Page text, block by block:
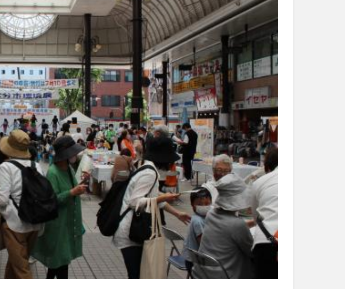
古着 台湾料理 和菓子
和食
夏祭り 外貨両替機
大分みなと祭り
三好ヴァイセアドラー 大分市
大分市美術館
大神ファーム
大谷翔平選手
宇佐市 居酒屋 屋台
平和市民公園能楽堂
線 新店 日出 日出町 日田市
昆虫食
津久見市 海開き 温泉 湧水
湯布院
玖珠郡 由布市 由布院 甲子園
石仏
移転 竹田 竹田市 竹田市ディナー
紅葉
芋 花 花火 茶碗蒸し 蕎麦
虹
ト 話題 豊後大野 豊後大野市
豊後高田市
ジオラマ 閉店 閉院 開店
開店閉店
音楽 飲み物 高崎山 鰻
索